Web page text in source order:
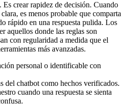
crear rapidez de decisión. Cuando
es menos probable que comparta
rápido en una respuesta pulida. Los
aquellos donde las reglas son
con regularidad a medida que el
más avanzadas.
personal o identificable con
del chatbot como hechos verificados.
cuando una respuesta se sienta